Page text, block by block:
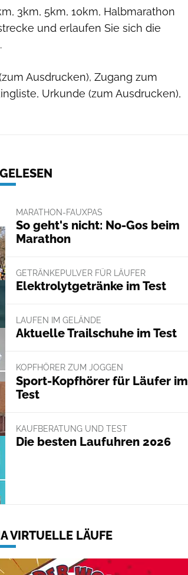
3km, 5km, 10km, Halbmarathon
und erlaufen Sie sich die
Ausdrucken), Zugang zum
Urkunde (zum Ausdrucken),
MARATHON-FAUXPAS
So geht's nicht: No-Gos beim
Marathon
GETRÄNKEPULVER FÜR LÄUFER
Elektrolytgetränke im Test
LAUFEN IM GELÄNDE
Aktuelle Trailschuhe im Test
KOPFHÖRER ZUM JOGGEN
Sport-Kopfhörer für Läufer im
Test
KAUFBERATUNG UND TEST
Die besten Laufuhren 2026
VIRTUELLE LÄUFE